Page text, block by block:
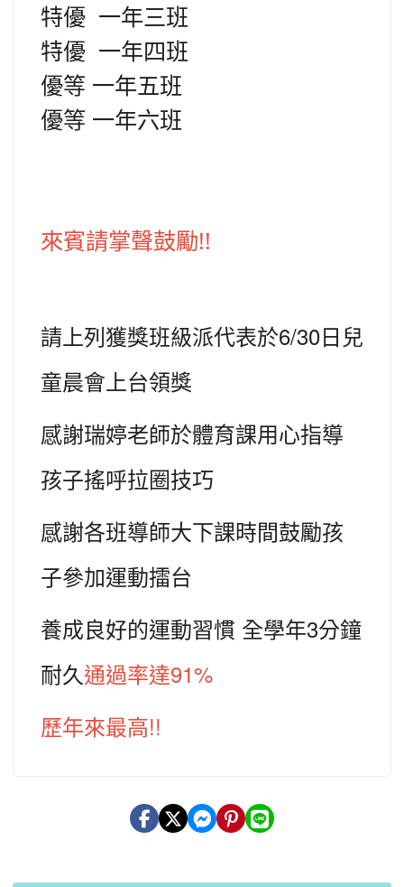
特優 一年三班
特優 一年四班
優等 一年五班
優等 一年六班
來賓請掌聲鼓勵!!
請上列獲獎班級派代表於6/30日兒
童晨會上台領獎
感謝瑞婷老師於體育課用心指導
孩子搖呼拉圈技巧
感謝各班導師大下課時間鼓勵孩
子參加運動擂台
養成良好的運動習慣 全學年3分鐘
耐久通過率達91%
歷年來最高!!